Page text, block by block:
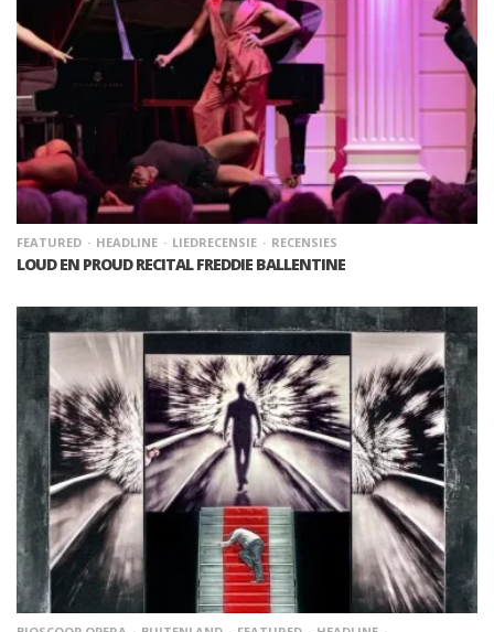
FEATURED HEADLINE LIEDRECENSIE RECENSIES
LOUD EN PROUD RECITAL FREDDIE BALLENTINE